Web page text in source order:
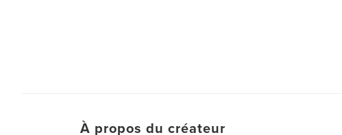
À propos du créateur